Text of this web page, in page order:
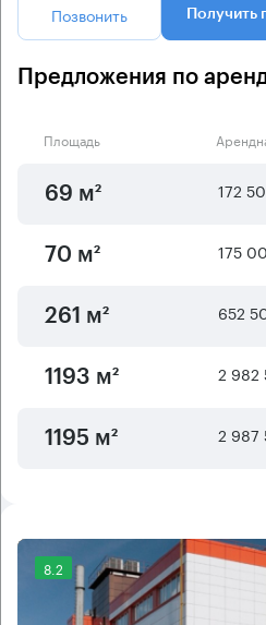
Позвонить Получить
Предложения по
Площадь
69 м² 172
70 м² 175
261 м² 652
1193 м² 2 982
1195 м² 2 987
8.2